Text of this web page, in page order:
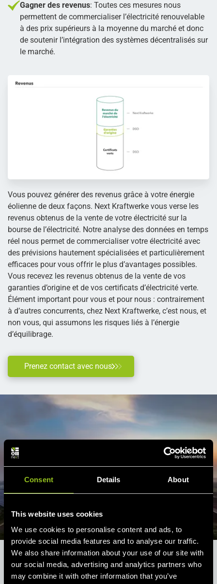
Consent Details About
This website uses cookies
We use cookies to personalise content and ads, to
provide social media features and to analyse our traffic.
We also share information about your use of our site with
our social media, advertising and analytics partners who
may combine it with other information that you’ve
Gagner des revenus: Toutes ces mesures nous
permettent de commercialiser l’électricité renouvelable
à des prix supérieurs à la moyenne du marché et donc
de soutenir l’intégration des systèmes décentralisés sur
le marché.
Vous pouvez générer des revenus grâce à votre énergie
éolienne de deux façons. Next Kraftwerke vous verse les
revenus obtenus de la vente de votre électricité sur la
bourse de l’électricité. Notre analyse des données en temps
réel nous permet de commercialiser votre électricité avec
des prévisions hautement spécialisées et particulièrement
efficaces pour vous offrir le plus d’avantages possibles.
Vous recevez les revenus obtenus de la vente de vos
garanties d’origine et de vos certificats d’électricité verte.
Élément important pour vous et pour nous : contrairement
à d’autres concurrents, chez Next Kraftwerke, c’est nous, et
non vous, qui assumons les risques liés à l’énergie
d’équilibrage.
Prenez contact avec nous
Portail client
Toujours à jour via l'application et le PC